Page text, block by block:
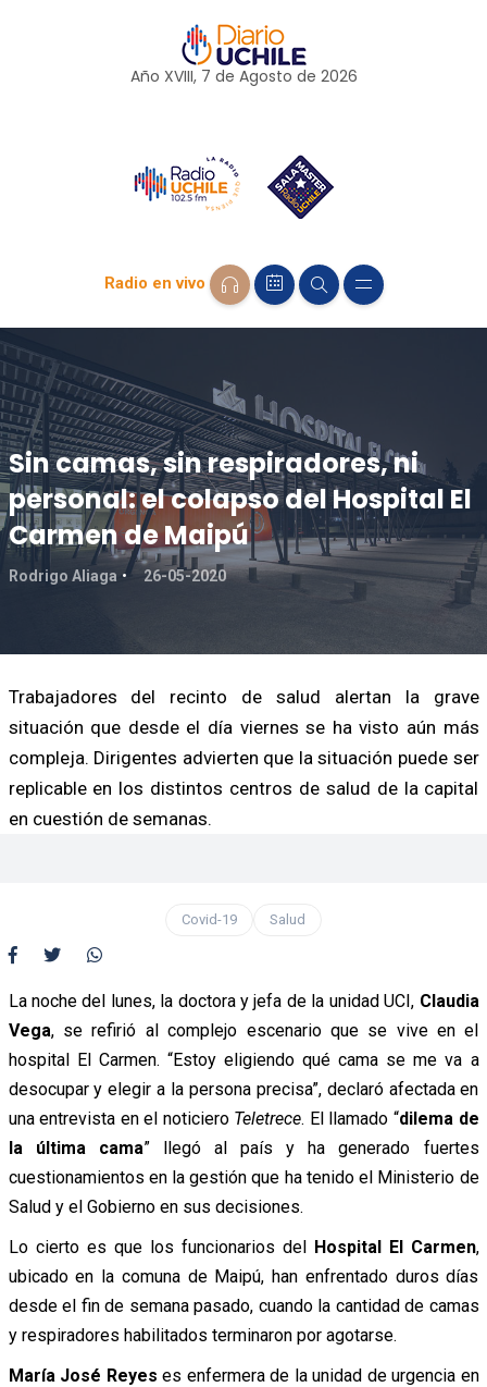
Año XVIII, 7 de Agosto de 2026
Radio en vivo
Sin camas, sin respiradores, ni
personal: el colapso del Hospital El
Carmen de Maipú
Rodrigo Aliaga 26-05-2020
Trabajadores del recinto de salud alertan la grave
situación que desde el día viernes se ha visto aún más
compleja. Dirigentes advierten que la situación puede ser
replicable en los distintos centros de salud de la capital
en cuestión de semanas.
Covid-19 Salud
La noche del lunes, la doctora y jefa de la unidad UCI, Claudia
Vega, se refirió al complejo escenario que se vive en el
hospital El Carmen. “Estoy eligiendo qué cama se me va a
desocupar y elegir a la persona precisa”, declaró afectada en
una entrevista en el noticiero Teletrece. El llamado “dilema de
la última cama” llegó al país y ha generado fuertes
cuestionamientos en la gestión que ha tenido el Ministerio de
Salud y el Gobierno en sus decisiones.
Lo cierto es que los funcionarios del Hospital El Carmen,
ubicado en la comuna de Maipú, han enfrentado duros días
desde el fin de semana pasado, cuando la cantidad de camas
y respiradores habilitados terminaron por agotarse.
María José Reyes es enfermera de la unidad de urgencia en